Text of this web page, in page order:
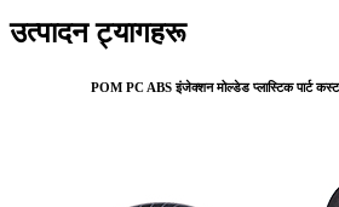
उत्पादन ट्यागहरू
POM PC ABS इंजेक्शन मोल्डेड प्लास्टिक पार्ट